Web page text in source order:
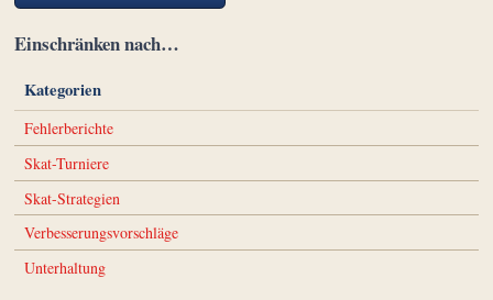
Einschränken nach…
Kategorien
Fehlerberichte
Skat-Turniere
Skat-Strategien
Verbesserungsvorschläge
Unterhaltung